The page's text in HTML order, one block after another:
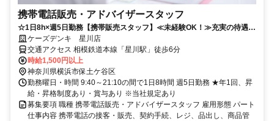
携帯電話販売・アドバイザースタッフ
☆1日8h×週5日勤務【携帯販売スタッフ】≪未経験OK！≫充実の待遇で
働きやすさ抜群◎
ケーズデンキ 星川店
交通アクセス 相模鉄道本線「星川駅」徒歩6分
時給1,500円以上
神奈川県横浜市保土ケ谷区
勤務曜日・時間 9:40～21:10の間で1日8時間 週5日勤務 ★年1回、昇
給・昇格制度あり・賞与あり ※当社規定あり
募集要項 職種 携帯電話販売・アドバイザースタッフ 雇用形態 パート
仕事内容 携帯電話の接客・販売、契約手続、レジ、品出し、商品管